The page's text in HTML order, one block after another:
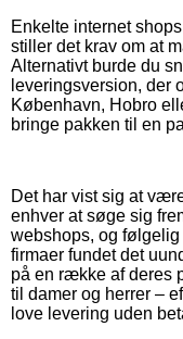
Enkelte internet
stiller det krav om at
Alternativt burde du
leveringsversion, der
København, Hobro
bringe pakken til en
Det har vist sig at
enhver at søge sig
webshops, og
firmaer fundet det
på en række af deres
til damer og herrer –
love levering uden